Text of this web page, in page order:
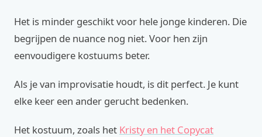
Het is minder geschikt voor hele jonge kinderen. Die
begrijpen de nuance nog niet. Voor hen zijn
eenvoudigere kostuums beter.
Als je van improvisatie houdt, is dit perfect. Je kunt
elke keer een ander gerucht bedenken.
Het kostuum, zoals het Kristy en het Copycat